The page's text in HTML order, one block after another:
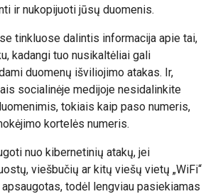
ir nukopijuoti jūsų duomenis.
tinkluose dalintis informacija apie tai,
kadangi tuo nusikaltėliai gali
duomenų išviliojimo atakas. Ir,
socialinėje medijoje nesidalinkite
tokiais kaip paso numeris,
kortelės numeris.
nuo kibernetinių atakų, jei
viešbučių ar kitų viešų vietų „WiFi“
todėl lengviau pasiekiamas